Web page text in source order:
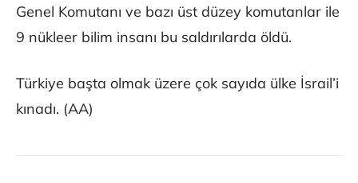
Genel Komutanı ve bazı üst düzey komutanlar ile
9 nükleer bilim insanı bu saldırılarda öldü.
Türkiye başta olmak üzere çok sayıda ülke İsrail’i
kınadı. (AA)